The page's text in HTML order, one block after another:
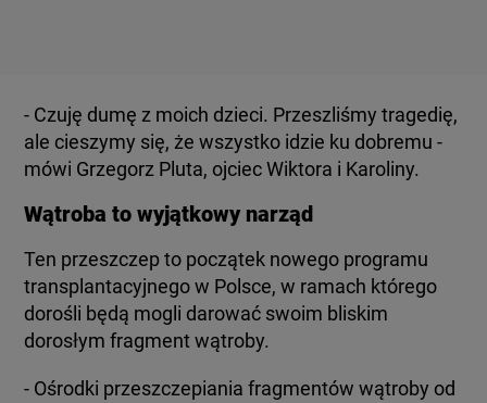
- Czuję dumę z moich dzieci. Przeszliśmy tragedię,
ale cieszymy się, że wszystko idzie ku dobremu -
mówi Grzegorz Pluta, ojciec Wiktora i Karoliny.
Wątroba to wyjątkowy narząd
Ten przeszczep to początek nowego programu
transplantacyjnego w Polsce, w ramach którego
dorośli będą mogli darować swoim bliskim
- Ośrodki przeszczepiania fragmentów wątroby od